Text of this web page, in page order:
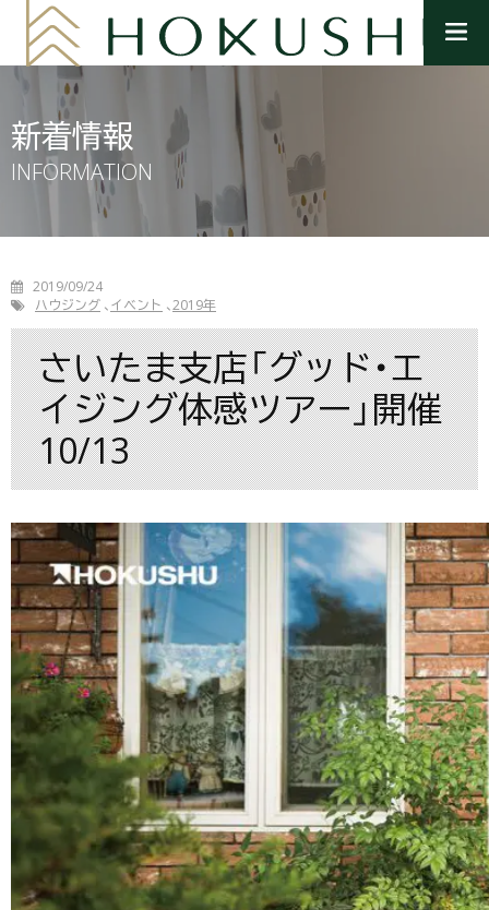
ニ
新着情報
INFORMATION
2019/09/24
ハウジング イベント 2019年
さいたま支店「グッド・エ
イジング体感ツアー」開催
10/13